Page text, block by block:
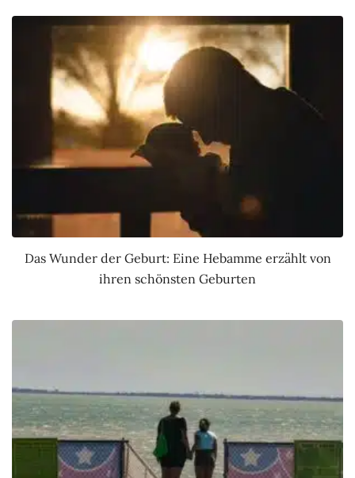
Das Wunder der Geburt: Eine Hebamme erzählt von
ihren schönsten Geburten